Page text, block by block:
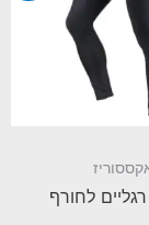
רגליים לחורף